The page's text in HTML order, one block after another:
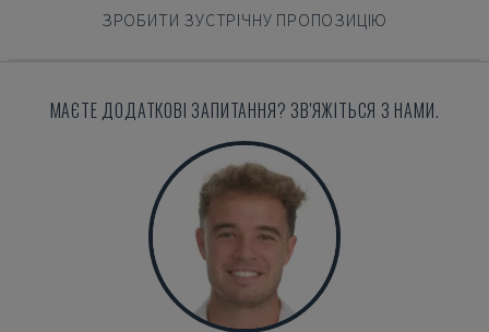
ЗРОБИТИ ЗУСТРІЧНУ ПРОПОЗИЦІЮ
МАЄТЕ ДОДАТКОВІ ЗАПИТАННЯ? ЗВ'ЯЖІТЬСЯ З НАМИ.